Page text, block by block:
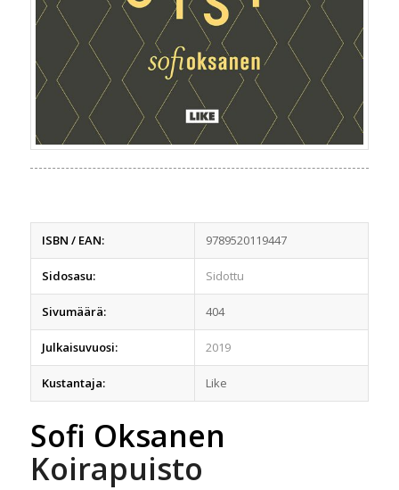
ISBN / EAN: 9789520119447
Sidosasu: Sidottu
Sivumäärä: 404
Julkaisuvuosi: 2019
Kustantaja: Like
Sofi Oksanen
Koirapuisto